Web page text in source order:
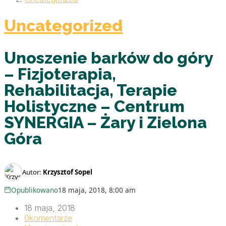
Uncategorized
Unoszenie barków do góry
– Fizjoterapia,
Rehabilitacja, Terapie
Holistyczne – Centrum
SYNERGIA – Żary i Zielona
Góra
Autor: Krzysztof Sopel
Opublikowano18 maja, 2018, 8:00 am
18 maja, 2018
0komentarze